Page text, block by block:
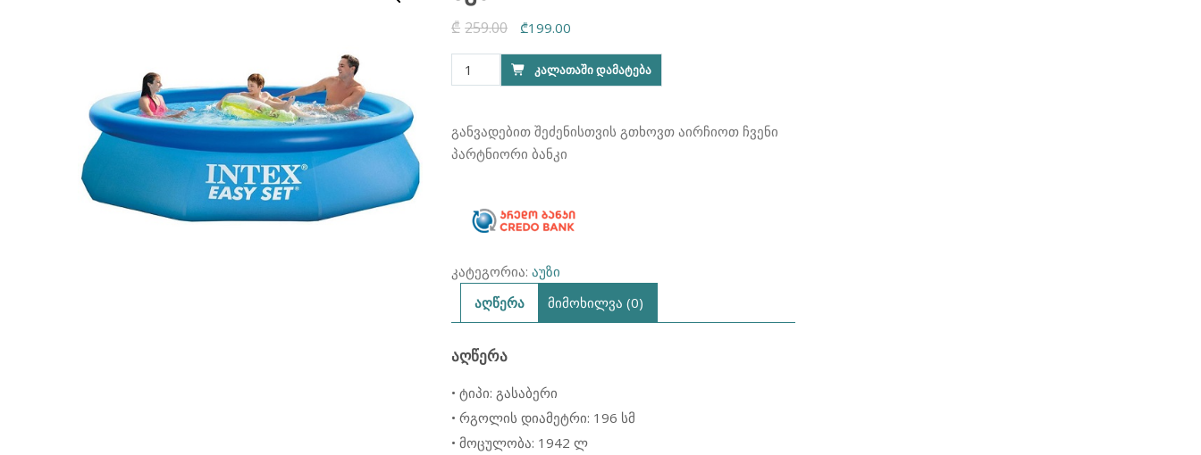
₾ 259.00
Original
price
was:
₾199.00
price
is:
რაოდენობა:
აუზი
28106
244x61
ᲙᲐᲚᲐᲗᲐᲨᲘ ᲓᲐᲛᲐᲢᲔᲑᲐ
განვადებით შეძენისთვის გთხოვთ აირჩიოთ ჩვენი
პარტნიორი ბანკი
კატეგორია:აუზი
აღწერა
მიმოხილვა (0)
ᲐᲦᲬᲔᲠᲐ
• ტიპი: გასაბერი
• რგოლის დიამეტრი: 196 სმ
• მოცულობა: 1942 ლ